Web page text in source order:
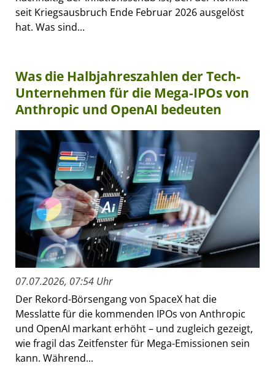
seit Kriegsausbruch Ende Februar 2026 ausgelöst
hat. Was sind...
Was die Halbjahreszahlen der Tech-
Unternehmen für die Mega-IPOs von
Anthropic und OpenAI bedeuten
07.07.2026, 07:54 Uhr
Der Rekord-Börsengang von SpaceX hat die
Messlatte für die kommenden IPOs von Anthropic
und OpenAI markant erhöht – und zugleich gezeigt,
wie fragil das Zeitfenster für Mega-Emissionen sein
kann. Während...